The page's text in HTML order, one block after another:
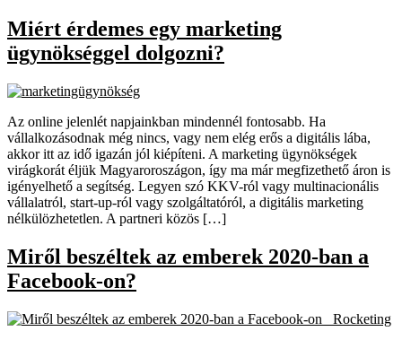
Miért érdemes egy marketing
ügynökséggel dolgozni?
Az online jelenlét napjainkban mindennél fontosabb. Ha
vállalkozásodnak még nincs, vagy nem elég erős a digitális lába,
akkor itt az idő igazán jól kiépíteni. A marketing ügynökségek
virágkorát éljük Magyaroroszágon, így ma már megfizethető áron is
igényelhető a segítség. Legyen szó KKV-ról vagy multinacionális
vállalatról, start-up-ról vagy szolgáltatóról, a digitális marketing
nélkülözhetetlen. A partneri közös […]
Miről beszéltek az emberek 2020-ban a
Facebook-on?